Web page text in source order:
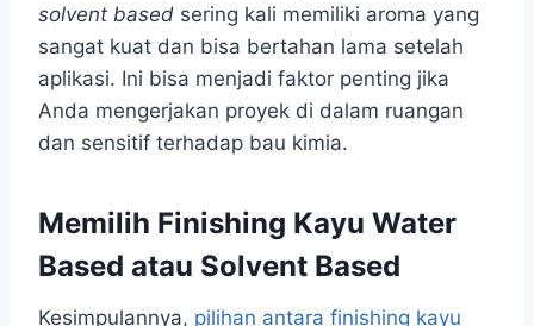
solvent based sering kali memiliki aroma yang
sangat kuat dan bisa bertahan lama setelah
aplikasi. Ini bisa menjadi faktor penting jika
Anda mengerjakan proyek di dalam ruangan
dan sensitif terhadap bau kimia.
Memilih Finishing Kayu Water
Based atau Solvent Based
Kesimpulannya, pilihan antara finishing kayu